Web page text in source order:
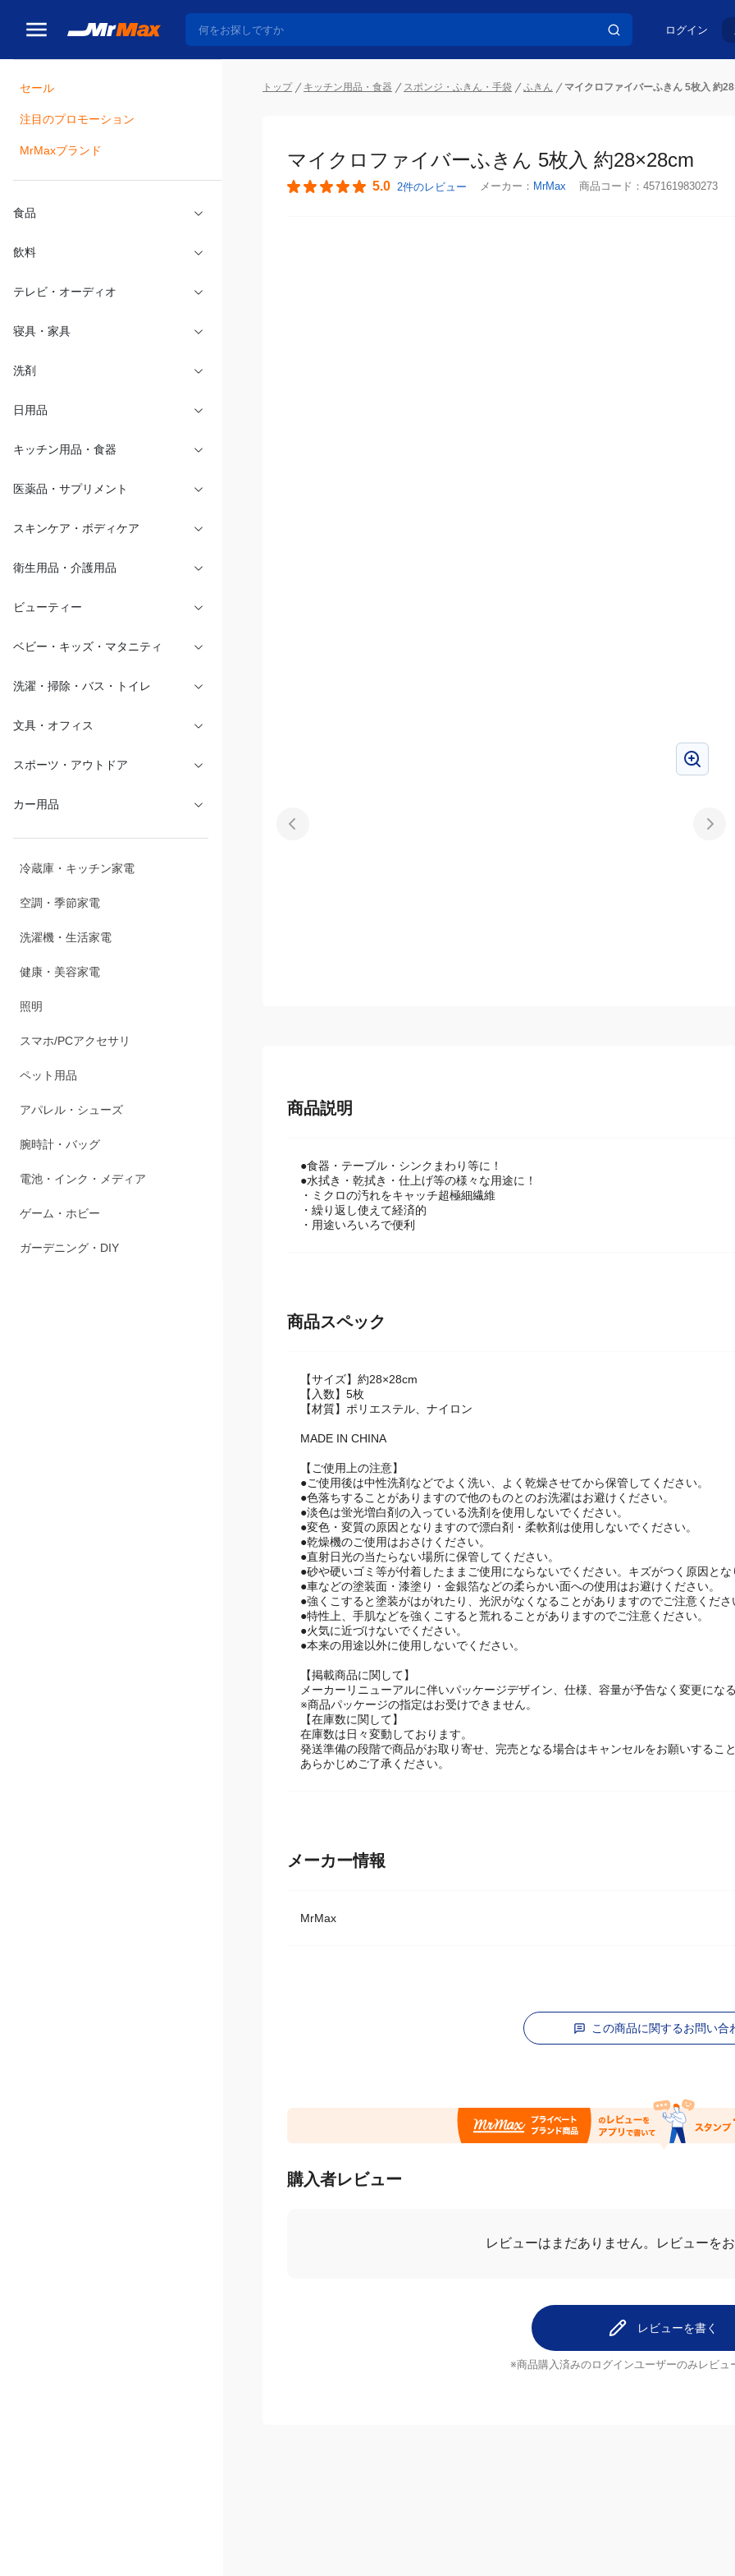
ログイン
セール
注目のプロモーション
MrMaxブランド
食品
飲料
テレビ・オーディオ
寝具・家具
洗剤
日用品
キッチン用品・食器
医薬品・サプリメント
スキンケア・ボディケア
衛生用品・介護用品
ビューティー
ベビー・キッズ・マタニティ
洗濯・掃除・バス・トイレ
文具・オフィス
スポーツ・アウトドア
カー用品
冷蔵庫・キッチン家電
空調・季節家電
洗濯機・生活家電
健康・美容家電
照明
スマホ/PCアクセサリ
ペット用品
アパレル・シューズ
腕時計・バッグ
電池・インク・メディア
ゲーム・ホビー
ガーデニング・DIY
トップ キッチン用品・食器 スポンジ・ふきん・手袋 ふきん マイクロファイバーふきん 5枚入 約
マイクロファイバーふきん 5枚入 約28×28cm
5.0 2件のレビュー メーカー： MrMax 商品コード： 4571619830273
商品説明
●食器・テーブル・シンクまわり等に！
●水拭き・乾拭き・仕上げ等の様々な用途に！
・ミクロの汚れをキャッチ超極細繊維
・繰り返し使えて経済的
・用途いろいろで便利
商品スペック
【サイズ】約28×28cm
【入数】5枚
【材質】ポリエステル、ナイロン
MADE IN CHINA
【ご使用上の注意】
●ご使用後は中性洗剤などでよく洗い、よく乾燥させてから保管してください。
●色落ちすることがありますので他のものとのお洗濯はお避けください。
●淡色は蛍光増白剤の入っている洗剤を使用しないでください。
●変色・変質の原因となりますので漂白剤・柔軟剤は使用しないでください。
●乾燥機のご使用はおさけください。
●直射日光の当たらない場所に保管してください。
●砂や硬いゴミ等が付着したままご使用にならないでください。キズがつく原因とな
●車などの塗装面・漆塗り・金銀箔などの柔らかい面への使用はお避けください。
●強くこすると塗装がはがれたり、光沢がなくなることがありますのでご注意くださ
●特性上、手肌などを強くこすると荒れることがありますのでご注意ください。
●火気に近づけないでください。
●本来の用途以外に使用しないでください。
【掲載商品に関して】
メーカーリニューアルに伴いパッケージデザイン、仕様、容量が予告なく変更にな
※商品パッケージの指定はお受けできません。
【在庫数に関して】
在庫数は日々変動しております。
発送準備の段階で商品がお取り寄せ、完売となる場合はキャンセルをお願いするこ
あらかじめご了承ください。
メーカー情報
MrMax
この商品に関するお問い合
購入者レビュー
レビューはまだありません。 レビューを
レビューを書く
※商品購入済みのログインユーザーのみ レビュ